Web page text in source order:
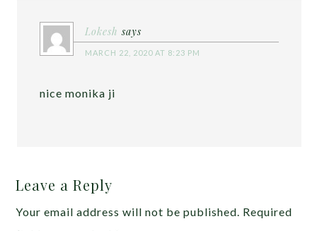
Lokesh says
MARCH 22, 2020 AT 8:23 PM
nice monika ji
Leave a Reply
Your email address will not be published. Required